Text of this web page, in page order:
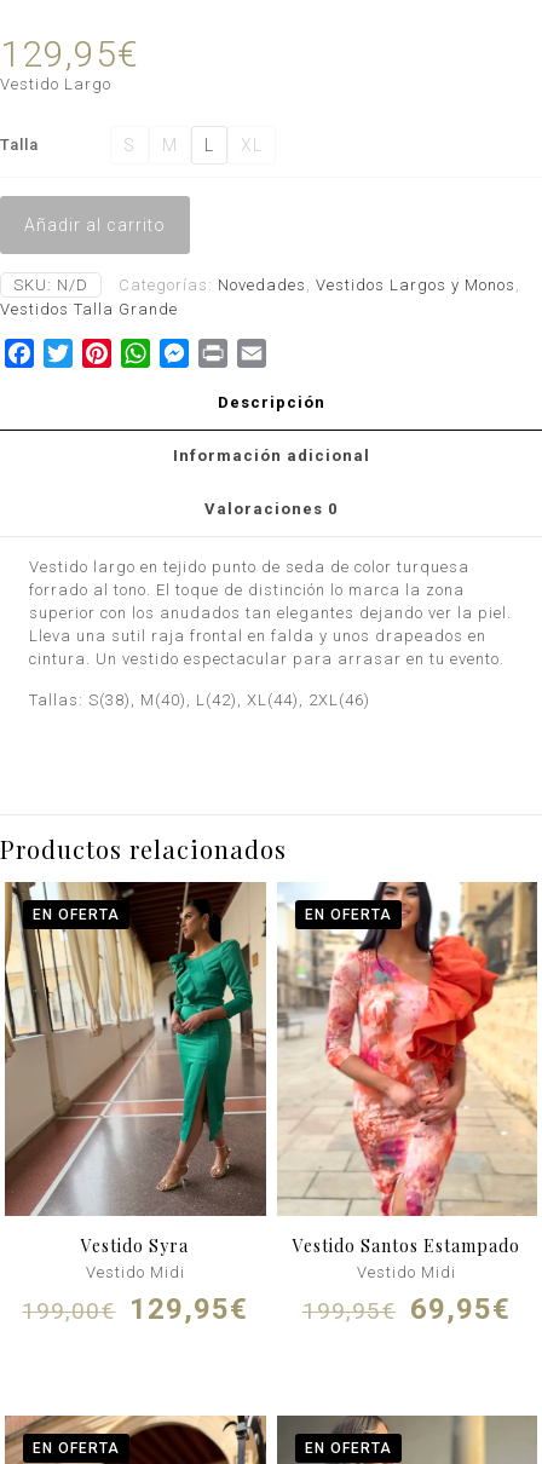
129,95€
Vestido Largo
Talla S M XL
Añadir al carrito
SKU: N/D Categorías: Novedades Vestidos Largos y Monos
Vestidos Talla Grande
Facebook
TwitterPinterestWhatsApp
Messenger
Print
Descripción
Información adicional
Valoraciones 0
Vestido largo en tejido punto de seda de color turquesa
forrado al tono. El toque de distinción lo marca la zona
superior con los anudados tan elegantes dejando ver la piel.
Lleva una sutil raja frontal en falda y unos drapeados en
cintura. Un vestido espectacular para arrasar en tu evento.
Tallas: S(38), M(40), L(42), XL(44), 2XL(46)
Productos relacionados
EN OFERTA
Vestido Syra
Vestido Midi
199,00€ El
era:
199,00€.
129,95€
es:
129,95€.
EN OFERTA
Vestido Santos Estampado
Vestido Midi
199,95€ El
era:
199,95€.
69,95€
EN OFERTA EN OFERTA